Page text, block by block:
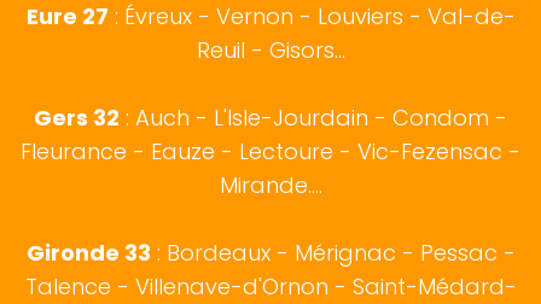
Eure 27 : Évreux- Vernon - Louviers - Val-de-
Reuil - Gisors...
Gers 32 : Auch - L'Isle-Jourdain - Condom -
Fleurance - Eauze - Lectoure - Vic-Fezensac -
Mirande....
Gironde 33 : Bordeaux- Mérignac - Pessac -
Talence - Villenave-d'Ornon - Saint-Médard-